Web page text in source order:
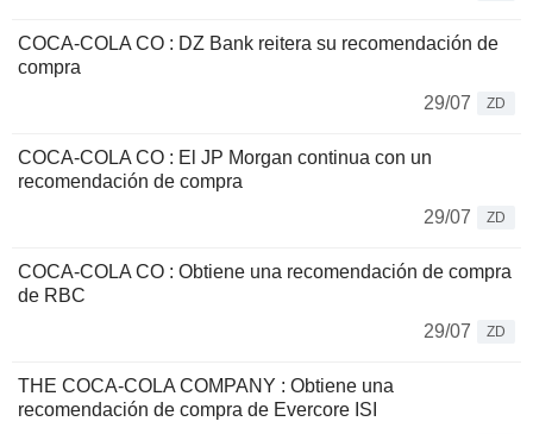
COCA-COLA CO : DZ Bank reitera su recomendación de
compra
29/07
ZD
COCA-COLA CO : El JP Morgan continua con un
recomendación de compra
29/07
ZD
COCA-COLA CO : Obtiene una recomendación de compra
de RBC
29/07
ZD
THE COCA-COLA COMPANY : Obtiene una
recomendación de compra de Evercore ISI